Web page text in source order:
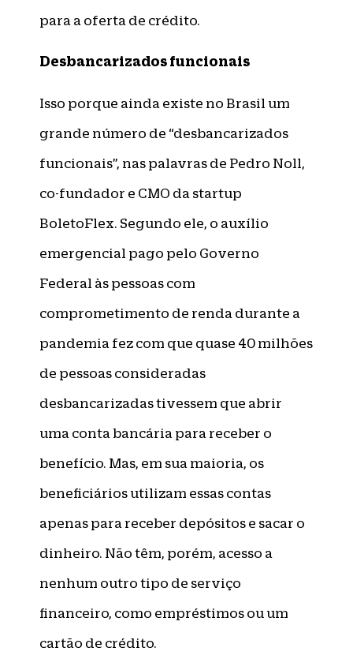
para a oferta de crédito.
Desbancarizados funcionais
Isso porque ainda existe no Brasil um
grande número de “desbancarizados
funcionais”, nas palavras de Pedro Noll,
co-fundador e CMO da startup
BoletoFlex. Segundo ele, o auxílio
emergencial pago pelo Governo
Federal às pessoas com
comprometimento de renda durante a
pandemia fez com que quase 40 milhões
de pessoas consideradas
desbancarizadas tivessem que abrir
uma conta bancária para receber o
benefício. Mas, em sua maioria, os
beneficiários utilizam essas contas
apenas para receber depósitos e sacar o
dinheiro. Não têm, porém, acesso a
nenhum outro tipo de serviço
financeiro, como empréstimos ou um
cartão de crédito.